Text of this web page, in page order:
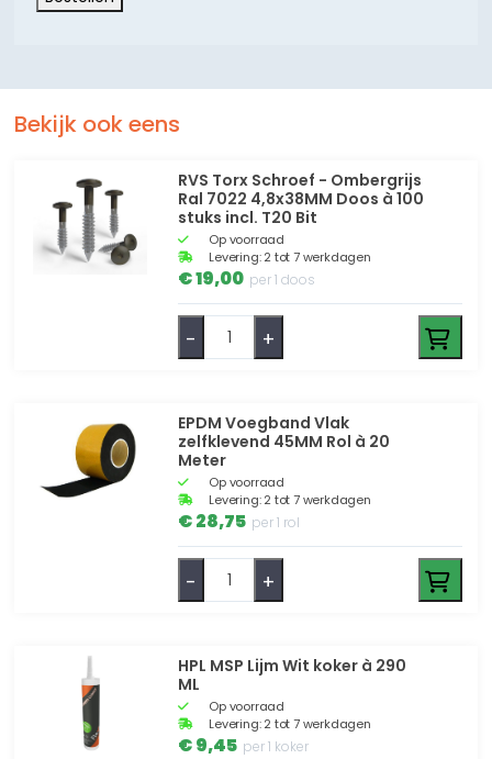
Bekijk ook eens
RVS Torx Schroef - Ombergrijs
Ral 7022 4,8x38MM Doos à 100
stuks incl. T20 Bit
Op voorraad
Levering: 2 tot 7 werkdagen
€ 19,00 per 1 doos
- +
EPDM Voegband Vlak
zelfklevend 45MM Rol à 20
Meter
Op voorraad
Levering: 2 tot 7 werkdagen
€ 28,75 per 1 rol
- +
HPL MSP Lijm Wit koker à 290
ML
Op voorraad
Levering: 2 tot 7 werkdagen
€ 9,45 per 1 koker